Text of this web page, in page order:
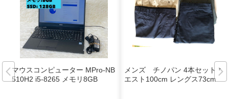
マウスコンピューター MPro-NB
510H2 i5-8265 メモリ8GB
メンズ チノパン 4本セット ウ
エスト100cm レングス73cm